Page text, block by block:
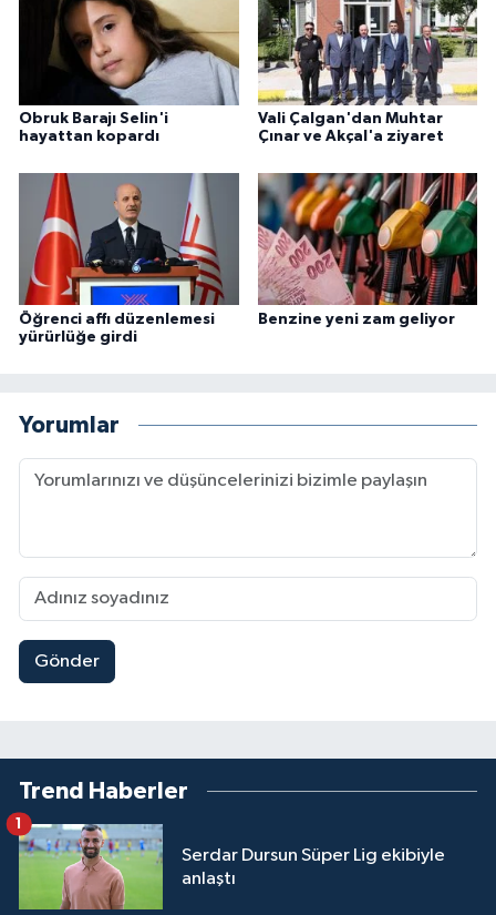
Obruk Barajı Selin'i
hayattan kopardı
Vali Çalgan'dan Muhtar
Çınar ve Akçal'a ziyaret
Öğrenci affı düzenlemesi
yürürlüğe girdi
Benzine yeni zam geliyor
Yorumlar
Gönder
Trend Haberler
Serdar Dursun Süper Lig ekibiyle
anlaştı
1